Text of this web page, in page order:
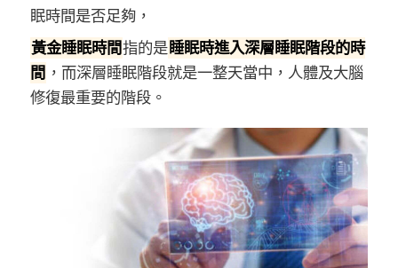
眠時間是否足夠，
黃金睡眠時間指的是 睡眠時進入深層睡眠階段的時
間 ，而深層睡眠階段就是一整天當中，人體及大腦
修復最重要的階段。